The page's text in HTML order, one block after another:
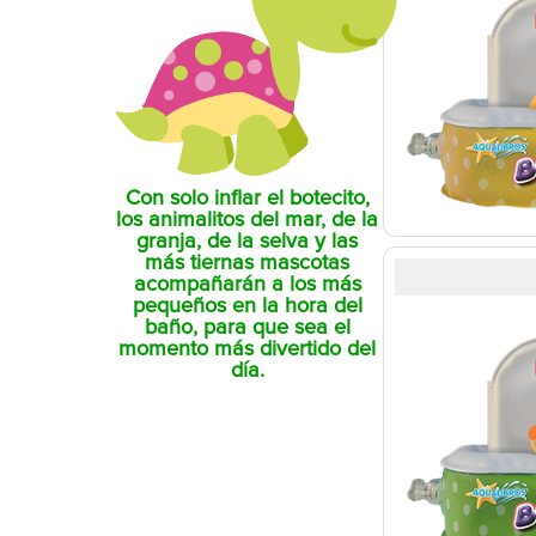
Con solo inflar el botecito,
los animalitos del mar, de la
granja, de la selva y las
más tiernas mascotas
acompañarán a los más
pequeños en la hora del
baño, para que sea el
momento más divertido del
día.